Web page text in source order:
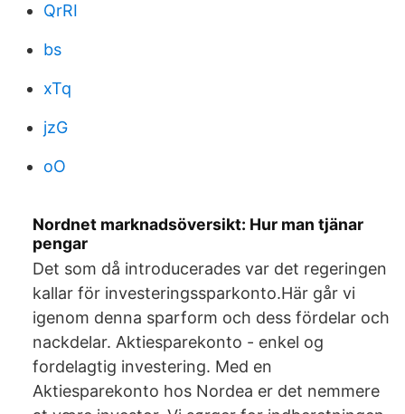
QrRI
bs
xTq
jzG
oO
Nordnet marknadsöversikt: Hur man tjänar
pengar
Det som då introducerades var det regeringen
kallar för investeringssparkonto.Här går vi
igenom denna sparform och dess fördelar och
nackdelar. Aktiesparekonto - enkel og
fordelagtig investering. Med en
Aktiesparekonto hos Nordea er det nemmere